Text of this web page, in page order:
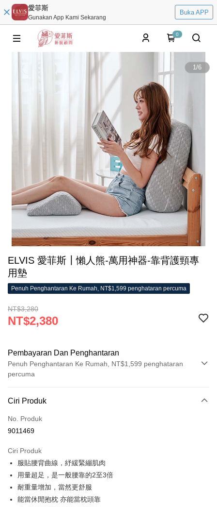
愛菲斯
Gunakan App Kami Sekarang
Buka APP
0
1/6
ELVIS 愛菲斯┃懶人熊-萬用神器-靠背護頸專
用墊
Penuh Penghantaran Ke Rumah, NT$1,599 penghataran percuma
NT$3,280
NT$2,380
Pembayaran Dan Penghantaran
Penuh Penghantaran Ke Rumah, NT$1,599 penghataran
percuma
Kad Kredit (Bayaran Penuh)
LINE Pay
JKOPAY
Plus PAY
Pilihan Penghantaran
Ciri Produk
No. Produk
9011469
Ciri Produk
服貼腰背曲線，紓緩緊繃肌肉
用量超足，是一般腰靠的2至3倍
耐重量增加，當然更舒服
能當休閒抱枕 亦能當枕頭靠